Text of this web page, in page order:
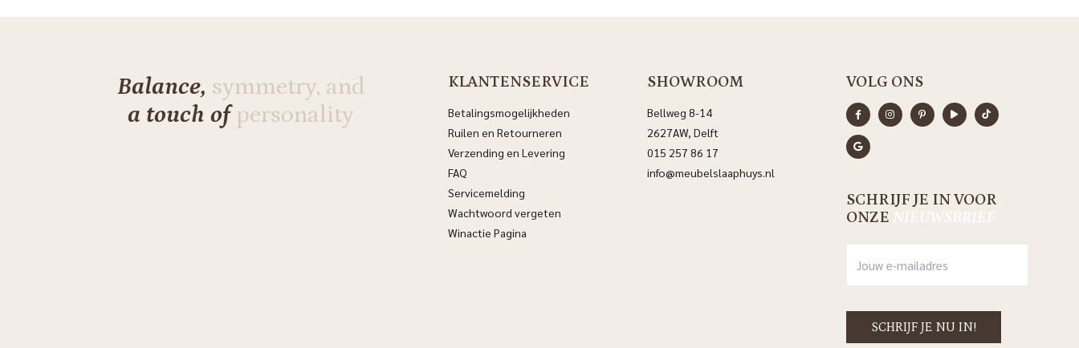
Balance, symmetry, and
a touch ofpersonality
KLANTENSERVICE
Betalingsmogelijkheden
Ruilen en Retourneren
Verzending en Levering
FAQ
Servicemelding
Wachtwoord vergeten
Winactie Pagina
SHOWROOM
Bellweg 8-14
2627AW, Delft
015 257 86 17
info@meubelslaaphuys.nl
VOLG ONS
SCHRIJF JE IN VOOR
ONZE NIEUWSBRIEF